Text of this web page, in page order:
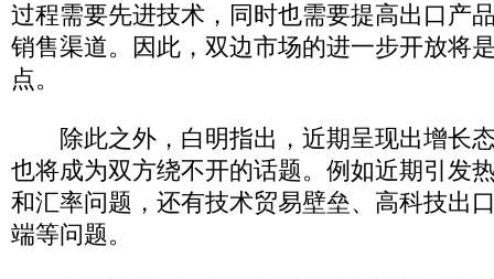
过程需要先进技术，同时也需要提高出口产
销售渠道。因此，双边市场的进一步开放将
点。
除此之外，白明指出，近期呈现出增长
也将成为双方绕不开的话题。例如近期引发
和汇率问题，还有技术贸易壁垒、高科技出
端等问题。